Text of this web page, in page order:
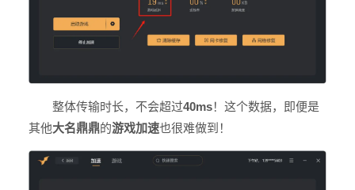
整体传输时长，不会超过40ms！这个数据，即便是
其他大名鼎鼎的游戏加速也很难做到！